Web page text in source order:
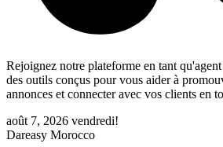
Rejoignez notre plateforme en tant qu'agent
des outils conçus pour vous aider à
annonces et connecter avec vos clients en
août 7, 2026 vendredi!
Dareasy Morocco